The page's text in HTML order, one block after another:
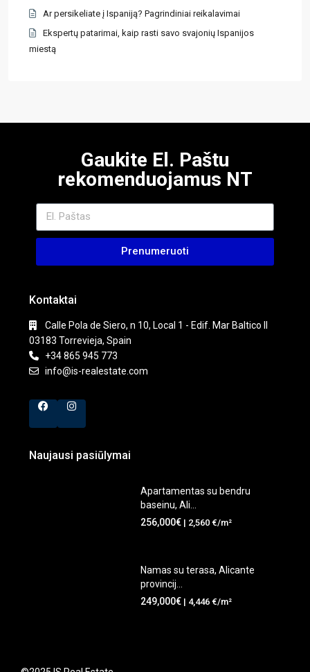
Ar persikeliate į Ispaniją? Pagrindiniai reikalavimai
Ekspertų patarimai, kaip rasti savo svajonių Ispanijos
miestą
Gaukite El. Paštu
rekomenduojamus NT
Prenumeruoti
Kontaktai
Calle Pola de Siero, n 10, Local 1 - Edif. Mar Baltico II
03183 Torrevieja, Spain
+34 865 945 773
info@is-realestate.com
Naujausi pasiūlymai
Apartamentas su bendru
baseinu, Ali...
256,000€ | 2,560 €/m²
Namas su terasa, Alicante
provincij...
249,000€ | 4,446 €/m²